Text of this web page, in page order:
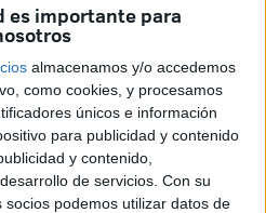
es importante para
almacenamos y/o accedemos
como cookies, y procesamos
únicos e información
para publicidad y contenido
y contenido,
de servicios. Con su
podemos utilizar datos de
las promesas y otra bien
encontramos con una
en la Ciudad Autónoma
del 3 de mayo que siempre se
porque es el Día del
rajatabla nos encontraremos,